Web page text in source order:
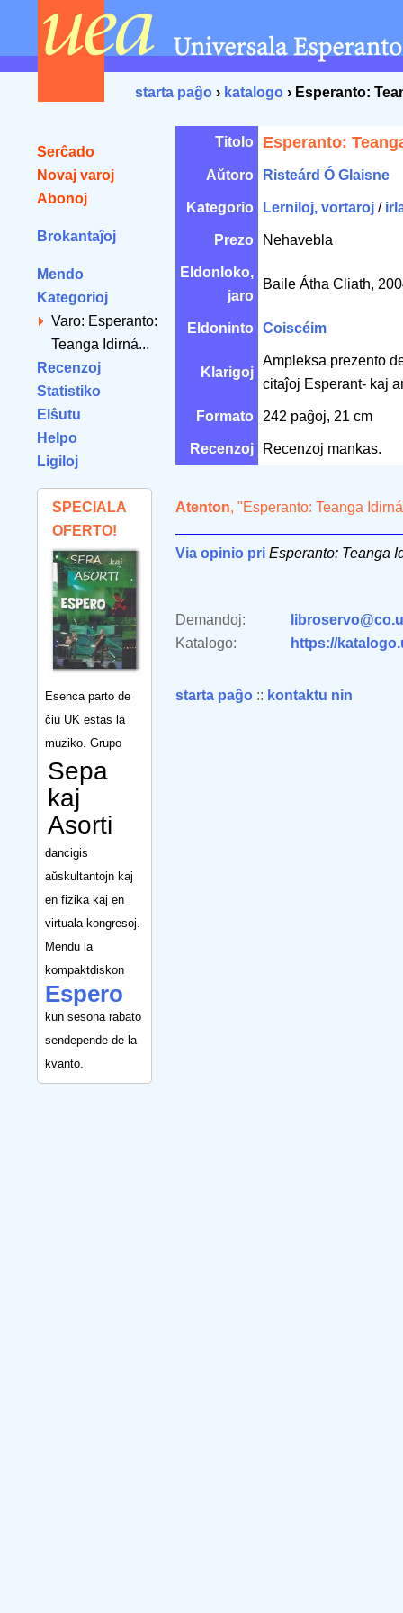
starta paĝo › katalogo › Esperanto:
Serĉado
Novaj varoj
Abonoj
Brokantaĵoj
Mendo
Kategorioj
Varo: Esperanto:
Teanga Idirná...
Recenzoj
Statistiko
Elŝutu
Helpo
Ligiloj
SPECIALA
OFERTO!
Esenca parto de
ĉiu UK estas la
muziko. Grupo
Sepa
kaj
Asorti
dancigis
aŭskultantojn kaj
en fizika kaj en
virtuala kongresoj.
Mendu la
kompaktdiskon
Espero
kun sesona rabato
sendepende de la
kvanto.
Titolo Esperanto:
Aŭtoro Risteárd Ó Glaisne
Kategorio Lerniloj, vortaroj /
Prezo Nehavebla
Eldonloko,
jaro
Baile Átha Cliath,
Eldoninto Coiscéim
Klarigoj
Ampleksa prezento
citaĵoj Esperant- kaj
Formato 242 paĝoj, 21 cm
Recenzoj Recenzoj mankas.
Atenton, "Esperanto: Teanga
Via opinio pri Esperanto: Teanga
Demandoj:
Katalogo:
https://
starta paĝo :: kontaktu nin